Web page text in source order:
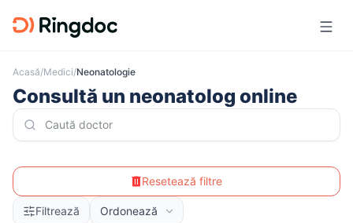
Acasă/Medici/Neonatologie
Consultă un neonatolog online
Resetează filtre
Filtrează Ordonează